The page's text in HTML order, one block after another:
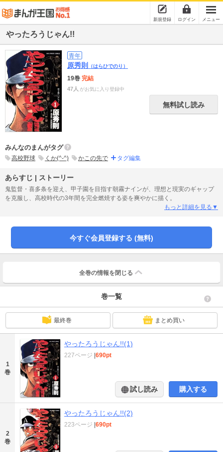
新規登録 ログイン メニュー
やったろうじゃん!!
青年
原秀則 （はらひでのり）
19巻 完結
47人 がお気に入り登録中
無料試し読み
みんなのまんがタグ
高校野球 くか(^-^) かこの先で タグ編集
あらすじ | ストーリー
鬼監督・喜多条を迎え、甲子園を目指す朝霧ナインが、理想と現実のギャップ
を克服し、高校時代の3年間を完全燃焼する姿を爽やかに描く。
もっと詳細を見る▼
今すぐ会員登録する (無料)
全巻の情報を 閉じる
巻一覧
最終巻 まとめ買い
1
巻
やったろうじゃん!!(1)
227ページ 690pt
試し読み 購入する
2
巻
やったろうじゃん!!(2)
223ページ 690pt